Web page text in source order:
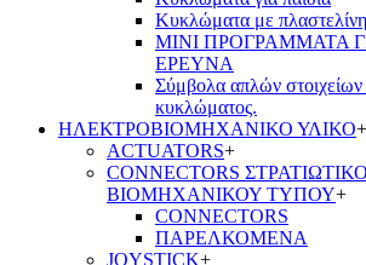
Κυκλώματα με πλαστελίνη
ΜΙΝΙ ΠΡΟΓΡΑΜΜΑΤΑ
ΕΡΕΥΝΑ
Σύμβολα απλών στοιχείων
κυκλώματος.
ΗΛΕΚΤΡΟΒΙΟΜΗΧΑΝΙΚΟ ΥΛΙΚΟ+
ACTUATORS+
CONNECTORS
ΒΙΟΜΗΧΑΝΙΚΟΥ ΤΥΠΟΥ+
CONNECTORS
ΠΑΡΕΛΚΟΜΕΝΑ
JOYSTICK+